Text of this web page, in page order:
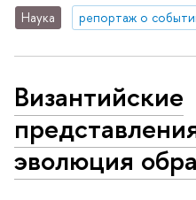
Наука репортаж о
Византийские
эволюция